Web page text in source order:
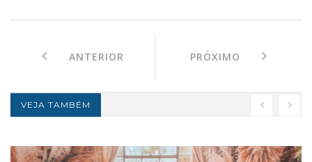
ANTERIOR PRÓXIMO
VEJA TAMBÉM